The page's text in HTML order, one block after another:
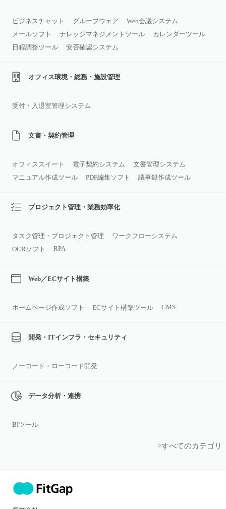
ビジネスチャット グループウェア
Web会議システム
メールソフト
ナレッジマネジメントツール
カレンダーツール
日程調整ツール
安否確認システム
オフィス環境・総務・施設管理
受付・入退室管理システム
文書・契約管理
オフィススイート 電子契約システム
文書管理システム
マニュアル作成ツール
PDF編集ソフト 議事録作成ツール
プロジェクト管理・業務効率化
タスク管理・プロジェクト管理
ワークフローシステム
OCRソフト
RPA
Web／ECサイト構築
ホームページ作成ソフト ECサイト構築ツール CMS
開発・ITインフラ・セキュリティ
ノーコード・ローコード開発
データ分析・連携
BIツール
>すべてのカテゴリ